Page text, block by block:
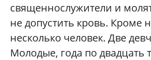
священнослужители и
не допустить кровь. Кроме
несколько человек. Две
Молодые, года по двадцать